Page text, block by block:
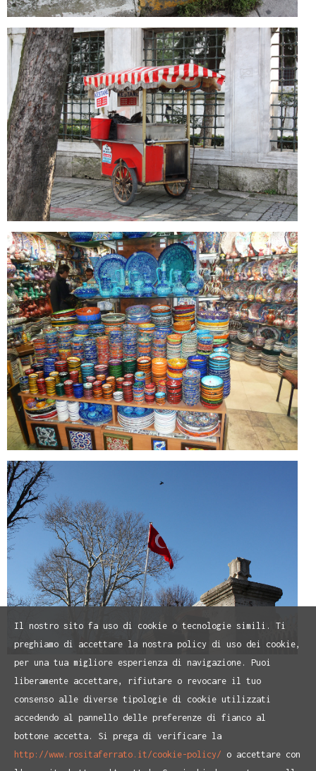
Il nostro sito fa uso di cookie o tecnologie simili. Ti
preghiamo di accettare la nostra policy di uso dei cookie,
per una tua migliore esperienza di navigazione. Puoi
liberamente accettare, rifiutare o revocare il tuo
consenso alle diverse tipologie di cookie utilizzati
accedendo al pannello delle preferenze di fianco al
bottone accetta. Si prega di verificare la
http://www.rositaferrato.it/cookie-policy/ o accettare con